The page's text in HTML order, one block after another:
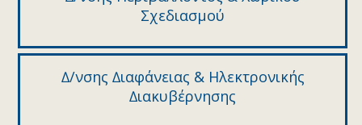
Σχεδιασµού
∆/νσης ∆ιαφάνειας & Ηλεκτρονικής
∆ιακυβέρνησης